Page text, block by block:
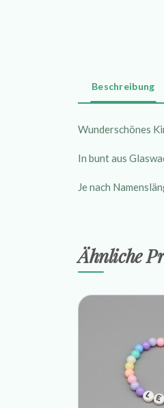
Beschreibung
Wunderschönes
In bunt aus
Je nach
Ähnliche